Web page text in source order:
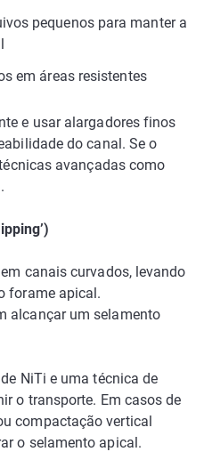
pequenos para manter a
em áreas resistentes
e usar alargadores finos
do canal. Se o
avançadas como
canais curvados, levando
forame apical.
alcançar um selamento
NiTi e uma técnica de
o transporte. Em casos de
compactação vertical
o selamento apical.